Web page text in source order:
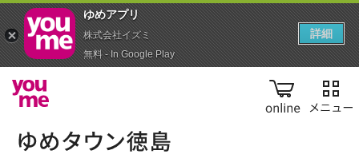
online
ゆめアプ‪リ‬
株式会社イズミ
無料 - In Google Play
詳細